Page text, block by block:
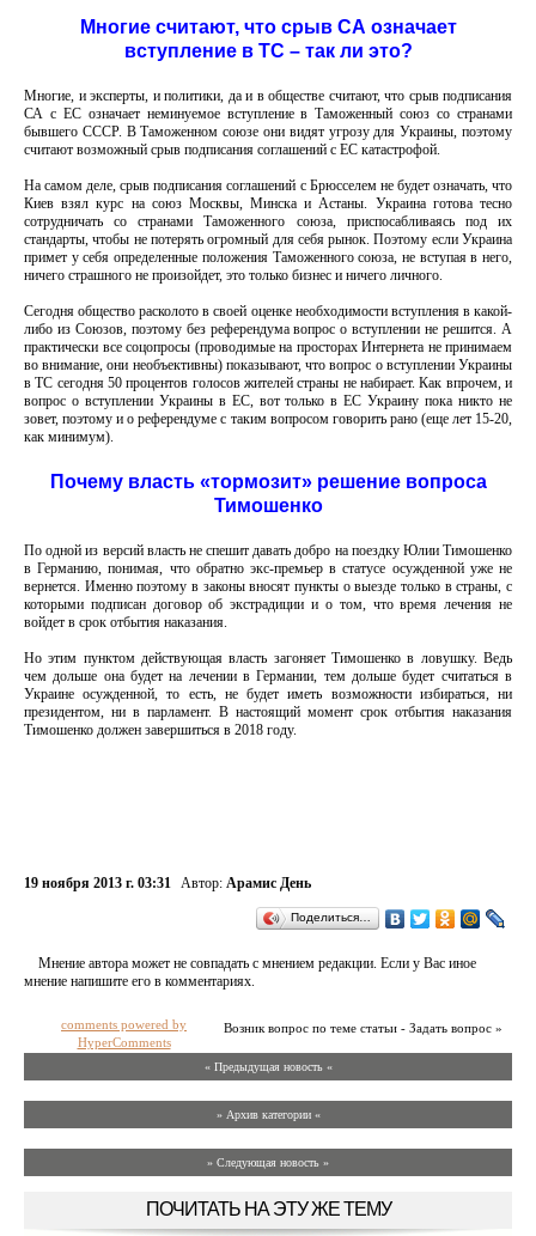
Многие считают, что срыв СА означает
вступление в ТС – так ли это?
Многие, и эксперты, и политики, да и в обществе считают, что срыв подписания
СА с ЕС означает неминуемое вступление в Таможенный союз со странами
бывшего СССР. В Таможенном союзе они видят угрозу для Украины, поэтому
считают возможный срыв подписания соглашений с ЕС катастрофой.
На самом деле, срыв подписания соглашений с Брюсселем не будет означать, что
Киев взял курс на союз Москвы, Минска и Астаны. Украина готова тесно
сотрудничать со странами Таможенного союза, приспосабливаясь под их
стандарты, чтобы не потерять огромный для себя рынок. Поэтому если Украина
примет у себя определенные положения Таможенного союза, не вступая в него,
ничего страшного не произойдет, это только бизнес и ничего личного.
Сегодня общество расколото в своей оценке необходимости вступления в какой-
либо из Союзов, поэтому без референдума вопрос о вступлении не решится. А
практически все соцопросы (проводимые на просторах Интернета не принимаем
во внимание, они необъективны) показывают, что вопрос о вступлении Украины
в ТС сегодня 50 процентов голосов жителей страны не набирает. Как впрочем, и
вопрос о вступлении Украины в ЕС, вот только в ЕС Украину пока никто не
зовет, поэтому и о референдуме с таким вопросом говорить рано (еще лет 15-20,
как минимум).
Почему власть «тормозит» решение вопроса
Тимошенко
По одной из версий власть не спешит давать добро на поездку Юлии Тимошенко
в Германию, понимая, что обратно экс-премьер в статусе осужденной уже не
вернется. Именно поэтому в законы вносят пункты о выезде только в страны, с
которыми подписан договор об экстрадиции и о том, что время лечения не
войдет в срок отбытия наказания.
Но этим пунктом действующая власть загоняет Тимошенко в ловушку. Ведь
чем дольше она будет на лечении в Германии, тем дольше будет считаться в
Украине осужденной, то есть, не будет иметь возможности избираться, ни
президентом, ни в парламент. В настоящий момент срок отбытия наказания
Тимошенко должен завершиться в 2018 году.
19 ноября 2013 г. 03:31 Автор: Арамис День
Поделиться…
Мнение автора может не совпадать с мнением редакции. Если у Вас иное
мнение напишите его в комментариях.
Возник вопрос по теме статьи - Задать вопрос »
comments powered by
HyperComments
« Предыдущая новость «
» Архив категории «
» Следующая новость »
ПОЧИТАТЬ НА ЭТУ ЖЕ ТЕМУ